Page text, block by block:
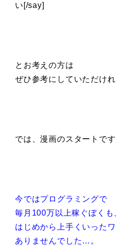
い[/say]
とお考えの方は
ぜひ参考にしていただけれ
では、漫画のスタートです
今ではプログラミングで
毎月100万以上稼ぐぼくも
はじめから上手くいった
ありませんでした…。